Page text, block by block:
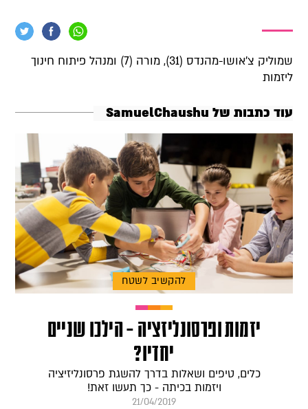
שמוליק צ'אושו-מהנדס (31), מורה (7) ומנהל פיתוח חינוך
ליזמות
עוד כתבות של SamuelChaushu
להקשיב לשטח
יזמות ופרסונליזציה – הילכו שניים
יחדיו?
כלים, טיפים ושאלות בדרך להשגת פרסונליזיציה
ויזמות בכיתה - כך תעשו זאת!
21/04/2019